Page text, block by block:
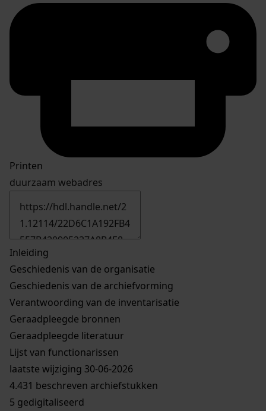
Printen
duurzaam webadres
Inleiding
Geschiedenis van de organisatie
Geschiedenis van de archiefvorming
Verantwoording van de inventarisatie
Geraadpleegde bronnen
Geraadpleegde literatuur
Lijst van functionarissen
laatste wijziging 30-06-2026
4.431 beschreven archiefstukken
5 gedigitaliseerd